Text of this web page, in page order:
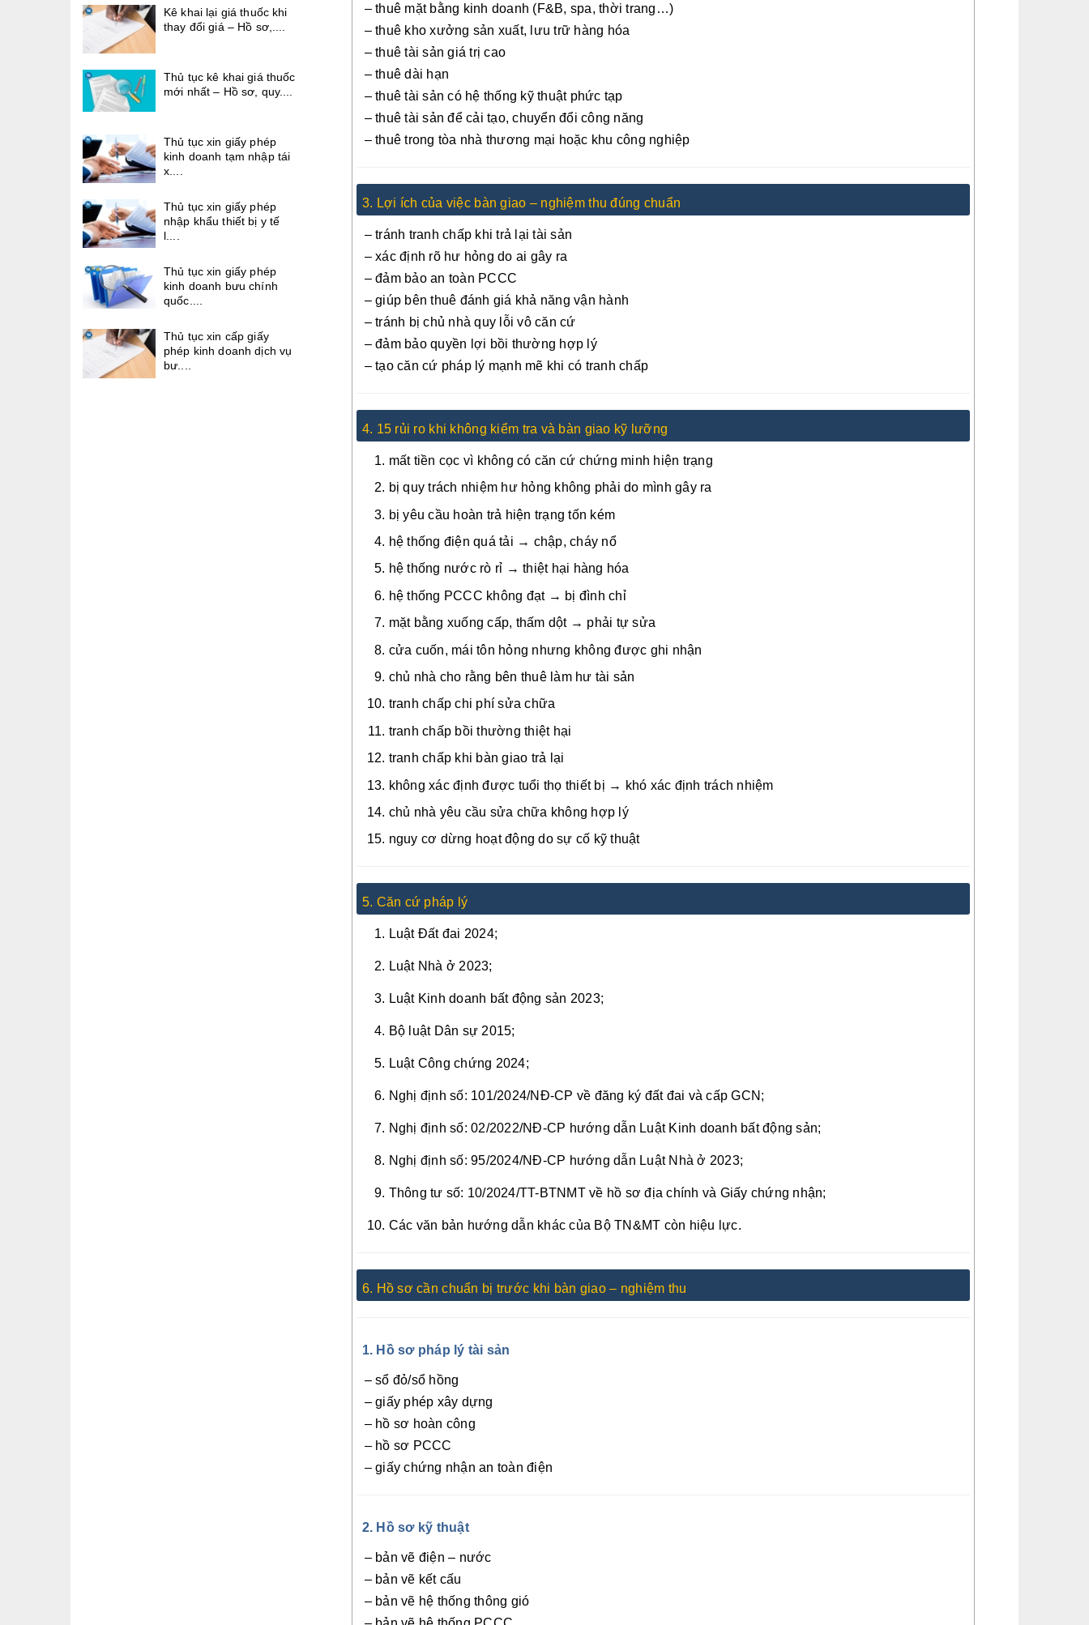
– thuê mặt bằng kinh doanh (F&B, spa, thời trang…)
– thuê kho xưởng sản xuất, lưu trữ hàng hóa
– thuê tài sản giá trị cao
– thuê dài hạn
– thuê tài sản có hệ thống kỹ thuật phức tạp
– thuê tài sản để cải tạo, chuyển đổi công năng
– thuê trong tòa nhà thương mại hoặc khu công nghiệp
3. Lợi ích của việc bàn giao – nghiệm thu đúng chuẩn
– tránh tranh chấp khi trả lại tài sản
– xác định rõ hư hỏng do ai gây ra
– đảm bảo an toàn PCCC
– giúp bên thuê đánh giá khả năng vận hành
– tránh bị chủ nhà quy lỗi vô căn cứ
– đảm bảo quyền lợi bồi thường hợp lý
– tạo căn cứ pháp lý mạnh mẽ khi có tranh chấp
4. 15 rủi ro khi không kiểm tra và bàn giao kỹ lưỡng
mất tiền cọc vì không có căn cứ chứng minh hiện trạng
bị quy trách nhiệm hư hỏng không phải do mình gây ra
bị yêu cầu hoàn trả hiện trạng tốn kém
hệ thống điện quá tải → chập, cháy nổ
hệ thống nước rò rỉ → thiệt hại hàng hóa
hệ thống PCCC không đạt → bị đình chỉ
mặt bằng xuống cấp, thấm dột → phải tự sửa
cửa cuốn, mái tôn hỏng nhưng không được ghi nhận
chủ nhà cho rằng bên thuê làm hư tài sản
tranh chấp chi phí sửa chữa
tranh chấp bồi thường thiệt hại
tranh chấp khi bàn giao trả lại
không xác định được tuổi thọ thiết bị → khó xác định trách nhiệm
chủ nhà yêu cầu sửa chữa không hợp lý
nguy cơ dừng hoạt động do sự cố kỹ thuật
5. Căn cứ pháp lý
Luật Đất đai 2024;
Luật Nhà ở 2023;
Luật Kinh doanh bất động sản 2023;
Bộ luật Dân sự 2015;
Luật Công chứng 2024;
Nghị định số: 101/2024/NĐ-CP về đăng ký đất đai và cấp GCN;
Nghị định số: 02/2022/NĐ-CP hướng dẫn Luật Kinh doanh bất động sản;
Nghị định số: 95/2024/NĐ-CP hướng dẫn Luật Nhà ở 2023;
Thông tư số: 10/2024/TT-BTNMT về hồ sơ địa chính và Giấy chứng nhận;
Các văn bản hướng dẫn khác của Bộ TN&MT còn hiệu lực.
6. Hồ sơ cần chuẩn bị trước khi bàn giao – nghiệm thu
1. Hồ sơ pháp lý tài sản
– sổ đỏ/sổ hồng
– giấy phép xây dựng
– hồ sơ hoàn công
– hồ sơ PCCC
– giấy chứng nhận an toàn điện
2. Hồ sơ kỹ thuật
– bản vẽ điện – nước
– bản vẽ kết cấu
– bản vẽ hệ thống thông gió
Kê khai lại giá thuốc khi
thay đổi giá – Hồ sơ,....
Thủ tục kê khai giá thuốc
mới nhất – Hồ sơ, quy....
Thủ tục xin giấy phép
kinh doanh tạm nhập tái
x....
Thủ tục xin giấy phép
nhập khẩu thiết bị y tế
l....
Thủ tục xin giấy phép
kinh doanh bưu chính
quốc....
Thủ tục xin cấp giấy
phép kinh doanh dịch vụ
bư....